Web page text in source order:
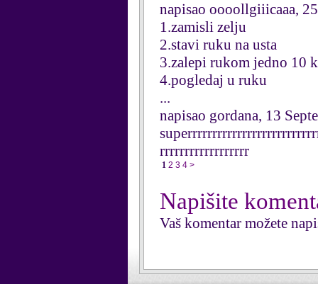
napisao oooollgiiicaaa,
1.zamisli zelju
2.stavi ruku na usta
3.zalepi rukom jedno 10
4.pogledaj u ruku
...
napisao gordana, 13
rrrrrrrrrrrrrrrrrr
1 2 3 4 >
Napišite
Vaš komentar možete